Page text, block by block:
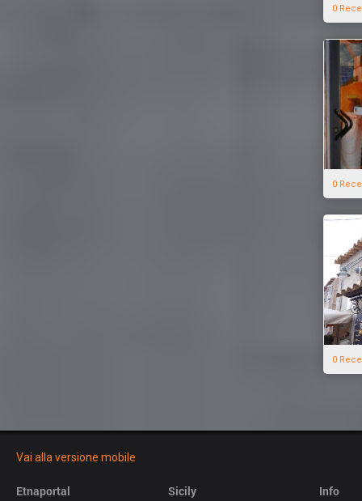
0
0
0
Vai alla versione mobile
Etnaportal Sicily Info